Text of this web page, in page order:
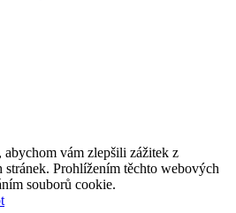
vám zlepšili zážitek z
Prohlížením těchto webových
souborů cookie.